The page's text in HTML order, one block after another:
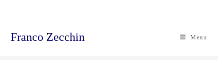
Franco Zecchin Menu